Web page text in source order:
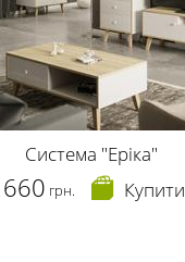
Система "Еріка"
660 грн. Купити